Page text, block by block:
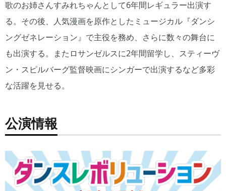
歌のお姉さんすみれちゃんとして6年間レギュラー出演す
る。その後、人気漫画を原作としたミュージカル『ダンシ
ングゼネレーション』で主役を務め、さらに数々の舞台に
も出演する。またロサンゼルスに2年間留学し、スティーヴ
ン・スピルバーグ監督映画にシンガーで出演するなど多彩
な活躍を見せる。
公演情報